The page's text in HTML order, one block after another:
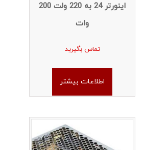
اینورتر 24 به 220 ولت 200
وات
تماس بگیرید
اطلاعات بیشتر